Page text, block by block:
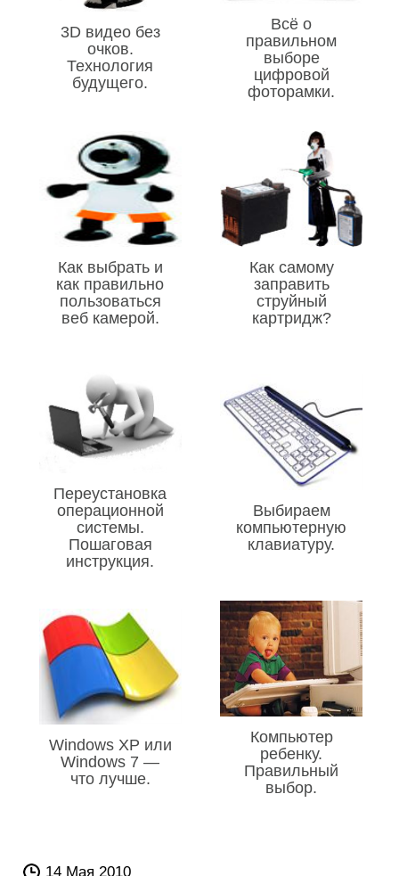
3D видео без
очков.
Технология
будущего.
Всё о
правильном
выборе
цифровой
фоторамки.
Как выбрать и
как правильно
пользоваться
веб камерой.
Как самому
заправить
струйный
картридж?
Переустановка
операционной
системы.
Пошаговая
инструкция.
Выбираем
компьютерную
клавиатуру.
Windows XP или
Windows 7 —
что лучше.
Компьютер
ребенку.
Правильный
выбор.
14 Мая 2010